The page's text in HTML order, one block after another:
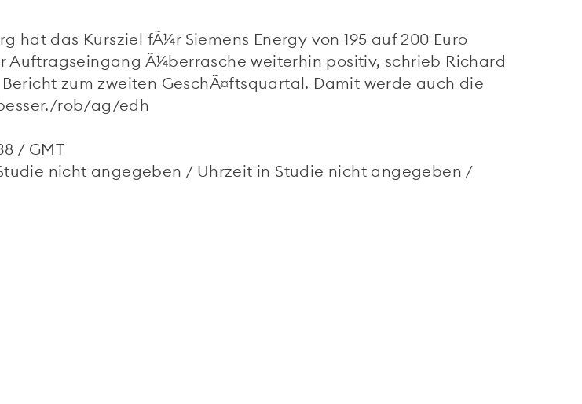
hat das Kursziel fÃ¼r Siemens Energy von 195 auf 200 Euro
Ã¼berrasche weiterhin positiv, schrieb Richard
zum zweiten GeschÃ¤ftsquartal. Damit werde auch die
rob/ag/edh
/ GMT
nicht angegeben / Uhrzeit in Studie nicht angegeben /